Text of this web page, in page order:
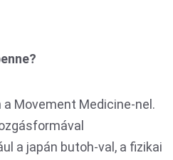
Movement Medicine-nel.
a japán butoh-val, a fizikai